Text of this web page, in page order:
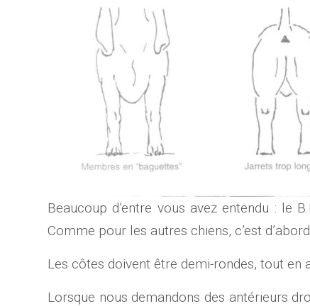
Beaucoup d’entre vous avez entendu : le
Comme pour les autres chiens, c’est
Les côtes doivent être demi-rondes, tout
Lorsque nous demandons des antérieurs